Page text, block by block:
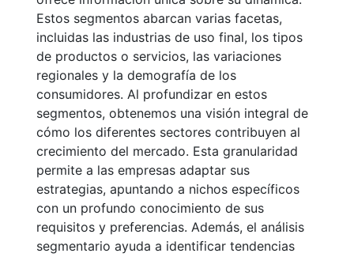
Estos segmentos abarcan varias facetas,
incluidas las industrias de uso final, los tipos
de productos o servicios, las variaciones
regionales y la demografía de los
consumidores. Al profundizar en estos
segmentos, obtenemos una visión integral de
cómo los diferentes sectores contribuyen al
crecimiento del mercado. Esta granularidad
permite a las empresas adaptar sus
estrategias, apuntando a nichos específicos
con un profundo conocimiento de sus
requisitos y preferencias. Además, el análisis
segmentario ayuda a identificar tendencias